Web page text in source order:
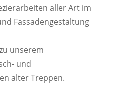
aller Art im
Fassadengestaltung
unserem
und
alter Treppen.